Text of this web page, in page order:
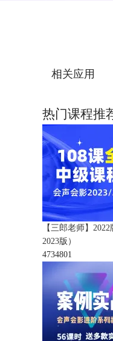
相关应用
热门课程推
【三郎老师】
2023版）
4734801